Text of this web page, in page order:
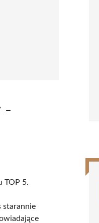
-
TOP 5.
starannie